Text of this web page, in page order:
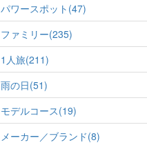
パワースポット(47)
ファミリー(235)
1人旅(211)
雨の日(51)
モデルコース(19)
メーカー／ブランド(8)